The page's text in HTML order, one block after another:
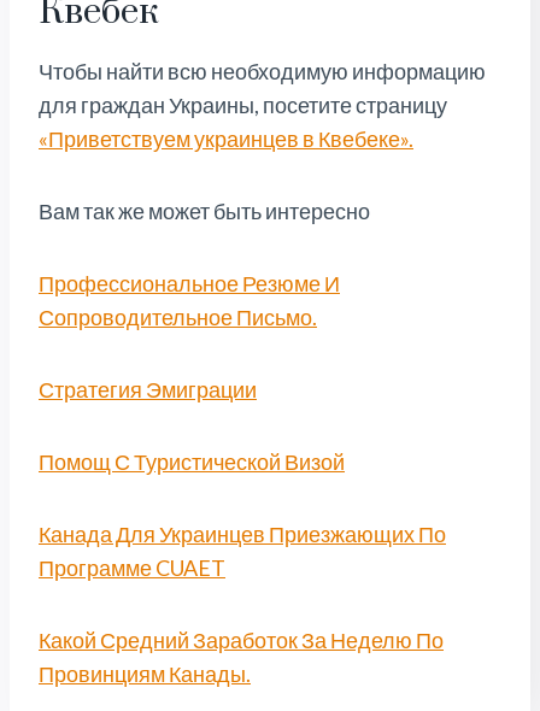
Квебек
Чтобы найти всю необходимую информацию
для граждан Украины, посетите страницу
«Приветствуем украинцев в Квебеке».
Вам так же может быть интересно
Профессиональное Резюме И
Сопроводительное Письмо.
Стратегия Эмиграции
Помощ С Туристической Визой
Канада Для Украинцев Приезжающих По
Программе CUAET
Какой Средний Заработок За Неделю По
Провинциям Канады.